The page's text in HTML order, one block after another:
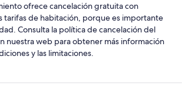
ofrece cancelación gratuita con
tarifas de habitación, porque es importante
Consulta la política de cancelación del
nuestra web para obtener más información
y las limitaciones.